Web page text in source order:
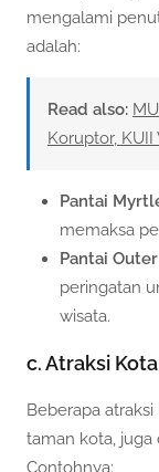
mengalami
adalah:
Read also:
Koruptor,
Pantai
memaksa
Pantai
peringatan
wisata.
c. Atraksi Kota
Beberapa
taman kota,
Contohnya: